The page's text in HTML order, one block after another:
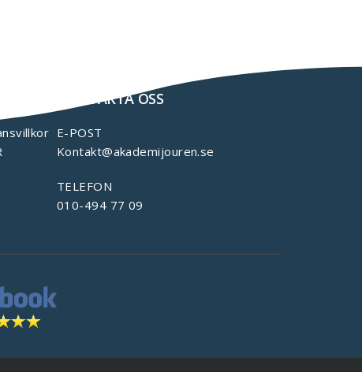
KONTAKTA OSS
E-POST
Kontakt@akademijouren.se
TELEFON
010-494 77 09